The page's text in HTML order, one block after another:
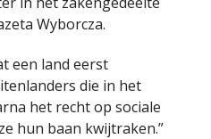
Wyborcza.
een land eerst
die in het
het recht op sociale
hun baan kwijtraken.”